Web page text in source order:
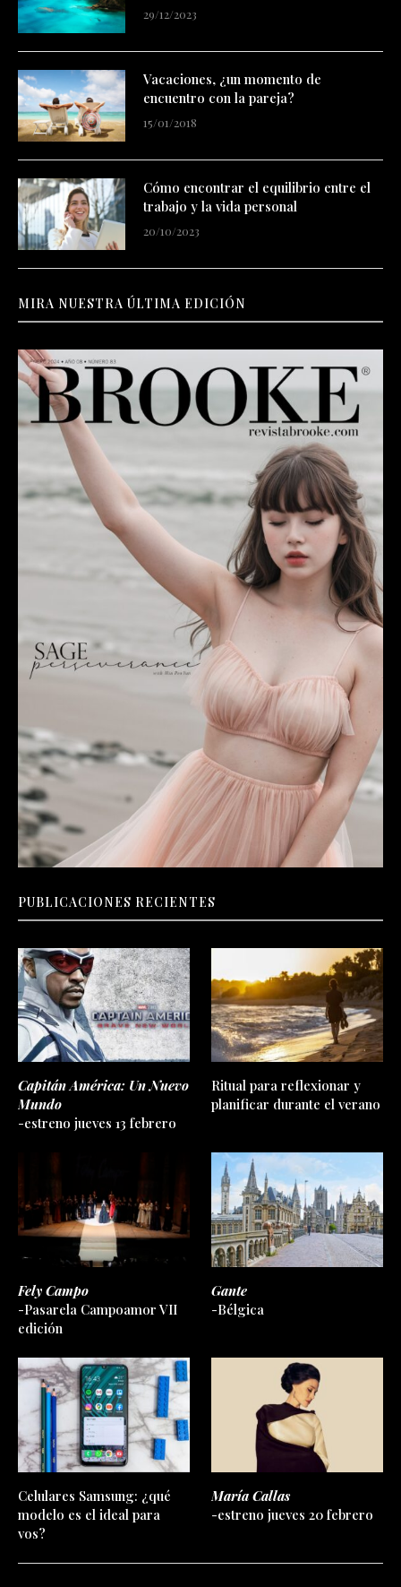
29/12/2023
Vacaciones, ¿un momento de
encuentro con la pareja?
15/01/2018
Cómo encontrar el equilibrio entre el
trabajo y la vida personal
20/10/2023
MIRA NUESTRA ÚLTIMA EDICIÓN
PUBLICACIONES RECIENTES
Capitán América: Un Nuevo
Mundo
-estreno jueves 13 febrero
Ritual para reflexionar y
planificar durante el verano
Fely Campo
-Pasarela Campoamor VII
edición
Gante
-Bélgica
Celulares Samsung: ¿qué
modelo es el ideal para
vos?
María Callas
-estreno jueves 20 febrero